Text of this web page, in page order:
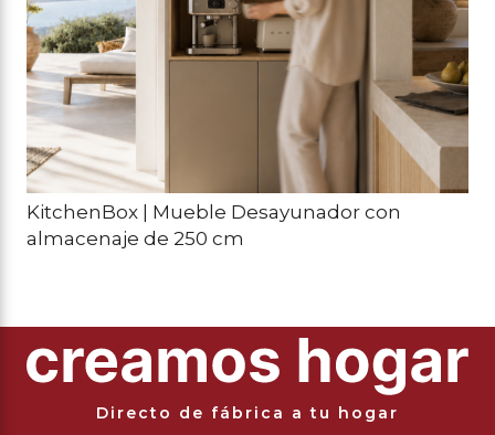
KitchenBox | Mueble Desayunador con
almacenaje de 250 cm
Directo de fábrica a tu hogar